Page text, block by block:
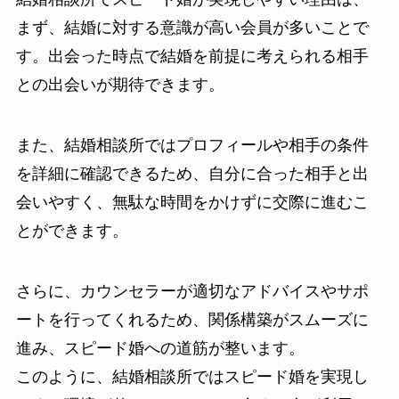
まず、結婚に対する意識が高い会員が多いことで
す。出会った時点で結婚を前提に考えられる相手
との出会いが期待できます。
また、結婚相談所ではプロフィールや相手の条件
を詳細に確認できるため、自分に合った相手と出
会いやすく、無駄な時間をかけずに交際に進むこ
とができます。
さらに、カウンセラーが適切なアドバイスやサポ
ートを行ってくれるため、関係構築がスムーズに
進み、スピード婚への道筋が整います。
このように、結婚相談所ではスピード婚を実現し